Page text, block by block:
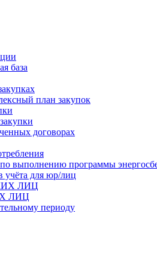
база
план закупок
договорах
выполнению программы
учёта для юр/лиц
ЛИЦ
ЛИЦ
периоду